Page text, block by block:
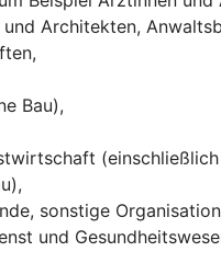
Architekten,
Bau),
sonstige
und